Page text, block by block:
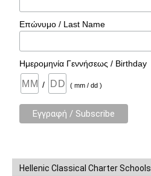
Επώνυμο / Last Name
Ημερομηνία Γεννήσεως / Birthday
/ ( mm / dd )
Hellenic Classical Charter Schools